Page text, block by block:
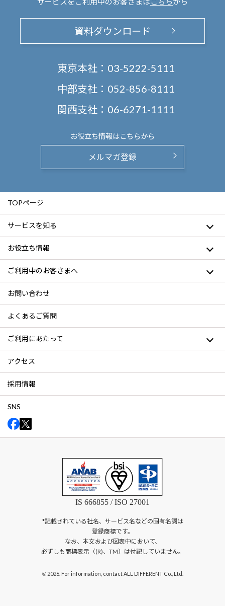
資料ダウンロード
東京本社： 03-5222-5111
中部支社： 052-856-8111
関西支社： 06-6271-1111
お役立ち情報はこちらから
メルマガ登録
TOPページ
サービスを知る
お役立ち情報
ご利用中のお客さまへ
お問い合わせ
よくあるご質問
ご利用にあたって
アクセス
採用情報
SNS
IS 666855 / ISO 27001
*記載されている社名、サービス名などの固有名詞は
登録商標です。
なお、本文および図表中において、
必ずしも商標表示（(R)、TM）は付記していません。
©2026. For information, contact ALL DIFFERENT Co., Ltd.